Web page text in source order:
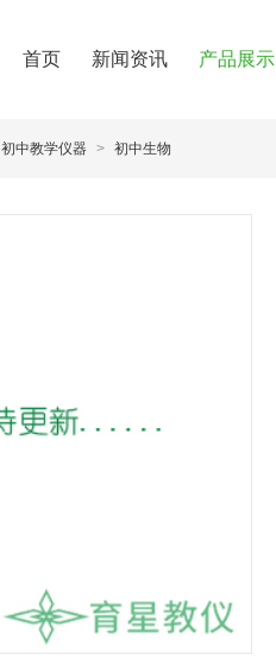
首页 新闻资讯 产品展示
初中教学仪器 > 初中生物